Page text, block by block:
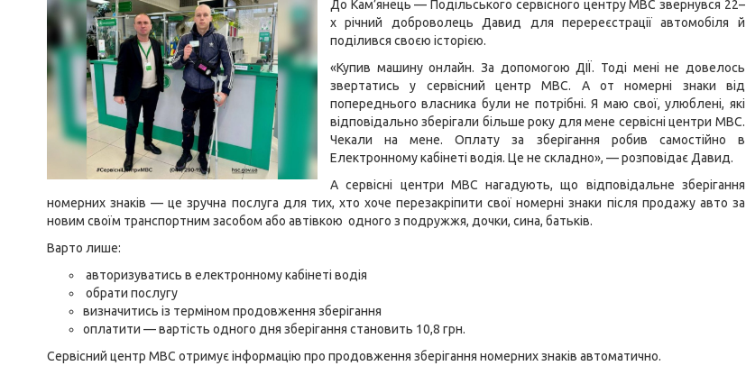
До Кам’янець — Подільського сервісного центру МВС звернувся 22–
х річний доброволець Давид для перереєстрації автомобіля й
поділився своєю історією.
«Купив машину онлайн. За допомогою ДІЇ. Тоді мені не довелось
звертатись у сервісний центр МВС. А от номерні знаки від
попереднього власника були не потрібні. Я маю свої, улюблені, які
відповідально зберігали більше року для мене сервісні центри МВС.
Чекали на мене. Оплату за зберігання робив самостійно в
Електронному кабінеті водія. Це не складно», — розповідає Давид.
А сервісні центри МВС нагадують, що відповідальне зберігання
номерних знаків — це зручна послуга для тих, хто хоче перезакріпити свої номерні знаки після продажу авто за
новим своїм транспортним засобом або автівкою одного з подружжя, дочки, сина, батьків.
Варто лише:
авторизуватись в електронному кабінеті водія
обрати послугу
визначитись із терміном продовження зберігання
оплатити — вартість одного дня зберігання становить 10,8 грн.
Сервісний центр МВС отримує інформацію про продовження зберігання номерних знаків автоматично.